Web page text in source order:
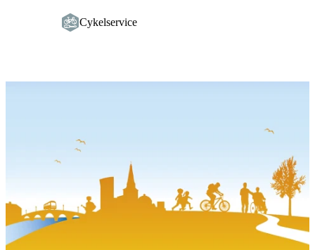
Cykelservice
Bildspel